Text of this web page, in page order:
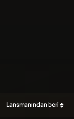
Lansmanından beri